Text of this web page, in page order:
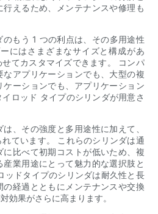
えるため、メンテナンスや修理も
もう 1 つの利点は、その多用途性
にはさまざまなサイズと構成があ
てカスタマイズできます。 コンパ
アプリケーションでも、大型の複
ーションでも、アプリケーション
ロッド タイプのシリンダが用意さ
、その強度と多用途性に加えて、
ています。 これらのシリンダは通
比べて初期コストが低いため、複
業用途にとって魅力的な選択肢と
ッドタイプのシリンダは耐久性と長
経過とともにメンテナンスや交換
効果がさらに高まります。